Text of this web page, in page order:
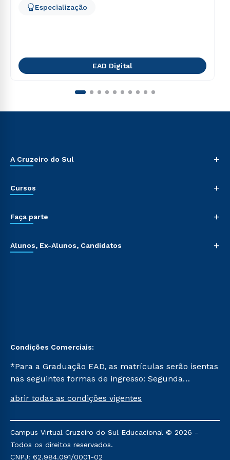
Especialização
EAD Digital
A Cruzeiro do Sul +
Cursos +
Faça parte +
Alunos, Ex-Alunos, Candidatos +
Condições Comerciais:
*Para a Graduação EAD, as matrículas serão isentas
nas seguintes formas de ingresso: Segunda
Já para as demais, a taxa de matrícula será de R$
mencionadas são referentes aos cursos: Ensino
Religioso, Geografia para a Docência e Metodologia
do Ensino de História: Questões Atuais.
abrir todas as condições vigentes
Campus Virtual Cruzeiro do Sul Educacional © 2026 -
Todos os direitos reservados.
CNPJ: 62.984.091/0001-02